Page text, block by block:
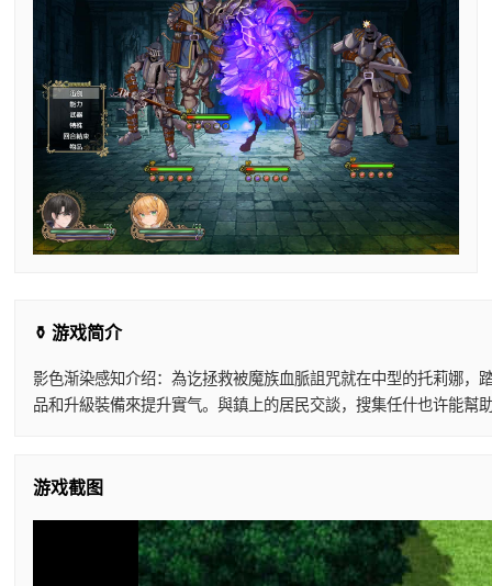
⚱️ 游戏简介
影色渐染感知介绍：為讫拯救被魔族血脈詛咒就在中型的托莉娜
品和升級裝備來提升實气。與鎮上的居民交談，搜集任什也许能
游戏截图